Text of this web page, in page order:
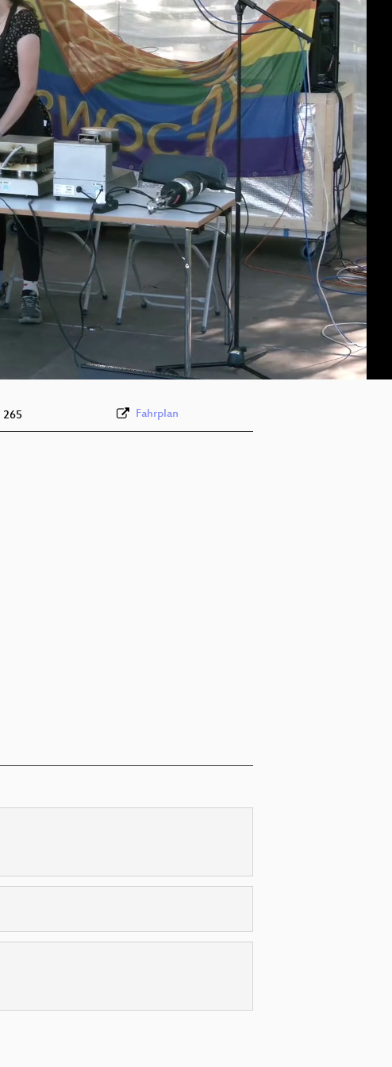
None
deu (todo)
deu 1080p (mp4)
deu 1080p (webm)
deu 576p (mp4)
deu 576p (webm)
265 Fahrplan